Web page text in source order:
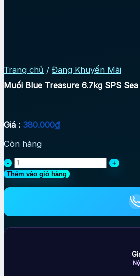
Trang chủ / Đang Khuyến Mãi
Muối Blue Treasure 6.7kg SPS
Giá : 380.000₫
Còn hàng
Muối
Blue
Treasure
Thêm vào giỏ hàng